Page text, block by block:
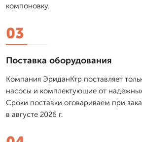
компоновку.
03
Поставка оборудования
Компания ЭриданКтр поставляет
насосы и комплектующие от
Сроки поставки оговариваем при
в августе 2026 г.